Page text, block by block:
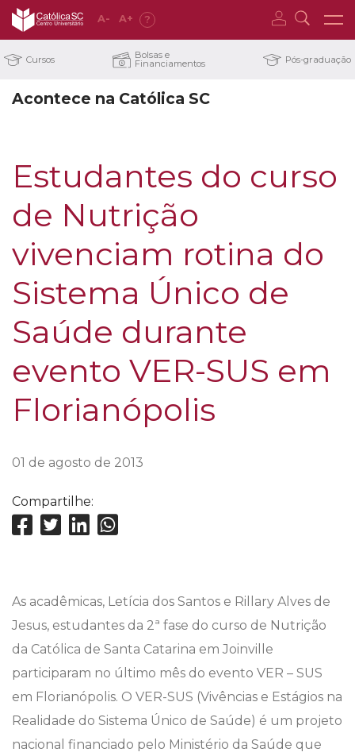
A- A+ ?
Cursos Bolsas e
Financiamentos Pós-graduação
Acontece na Católica SC
Estudantes do curso
de Nutrição
vivenciam rotina do
Sistema Único de
Saúde durante
evento VER-SUS em
Florianópolis
01 de agosto de 2013
Compartilhe:
As acadêmicas, Letícia dos Santos e Rillary Alves de
Jesus, estudantes da 2ª fase do curso de Nutrição
da Católica de Santa Catarina em Joinville
participaram no último mês do evento VER – SUS
em Florianópolis. O VER-SUS (Vivências e Estágios na
Realidade do Sistema Único de Saúde) é um projeto
nacional financiado pelo Ministério da Saúde que